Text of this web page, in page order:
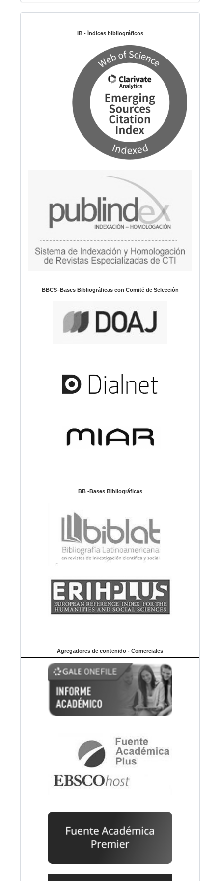
m
IB - Índices bibliográficos
BBCS–Bases Bibliográficas con Comité de Selección
BB -Bases Bibliográficas
Agregadores de contenido - Comerciales